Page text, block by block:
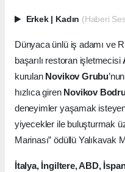
Erkek Kadın (Haberi
Dünyaca ünlü iş adamı ve
başarılı restoran işletmecisi
kurulan Novikov Grubu
hızlıca giren Novikov
deneyimler yaşamak
yiyecekler ile buluşturmak
Marinası” ödüllü Yalıkavak
İtalya, İngiltere, ABD,